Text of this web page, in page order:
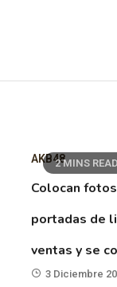
2 MINS READ
AKB48
Colocan
portadas de
ventas y se
3 Diciembre